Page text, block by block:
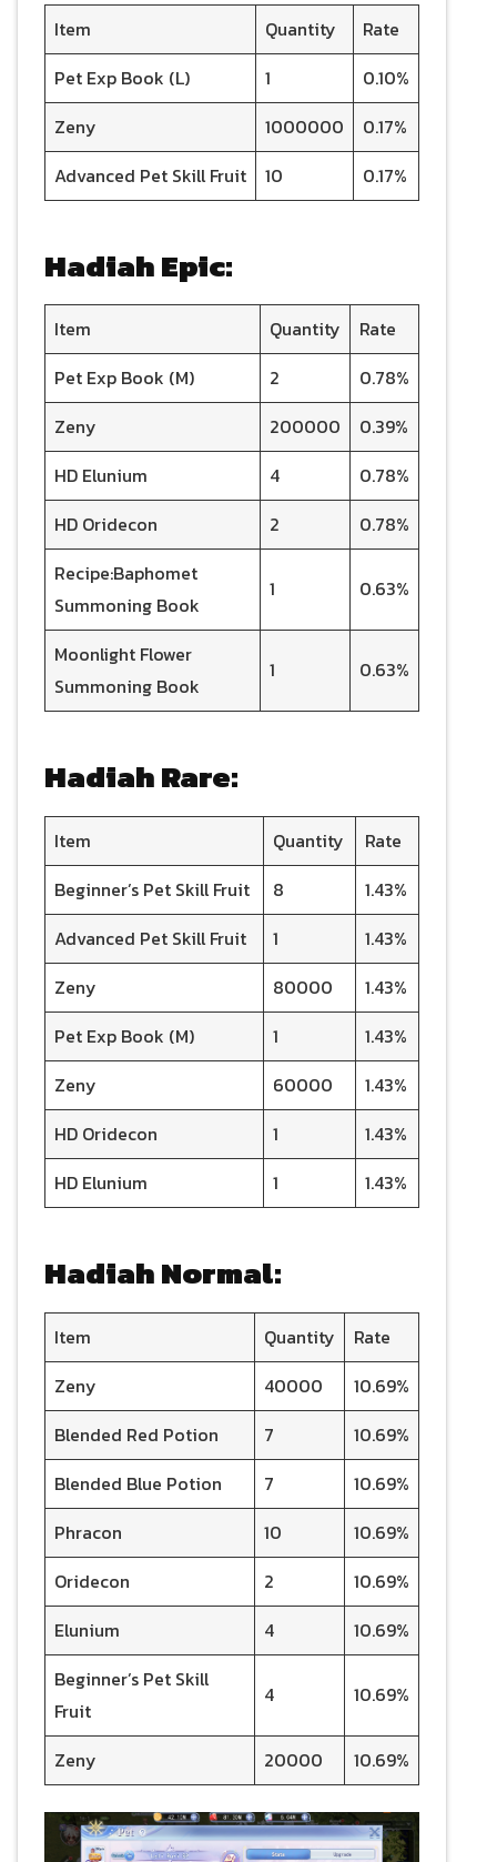
Item Quantity
Rate
Pet Exp Book (L)
1
0.10%
Zeny
1000000
0.17%
Advanced Pet Skill Fruit
10 0.17%
Hadiah Epic:
Item Quantity
Rate
Pet Exp Book (M)
2
0.78%
Zeny
200000
0.39%
HD Elunium
4
0.78%
HD Oridecon
2
0.78%
Recipe:Baphomet
Summoning Book
1 0.63%
Moonlight Flower
Summoning Book
1 0.63%
Hadiah Rare:
Item Quantity
Rate
Beginner’s Pet Skill Fruit
8
1.43%
Advanced Pet Skill Fruit
1
1.43%
Zeny
80000
1.43%
Pet Exp Book (M)
1
1.43%
Zeny
60000
1.43%
HD Oridecon
1
1.43%
HD Elunium
1 1.43%
Hadiah Normal:
Item Quantity
Rate
Zeny
40000
10.69%
Blended Red Potion
7
10.69%
Blended Blue Potion
7
10.69%
Phracon
10
10.69%
Oridecon
2
10.69%
Elunium
4
10.69%
Beginner’s Pet Skill
Fruit
4 10.69%
Zeny 20000 10.69%